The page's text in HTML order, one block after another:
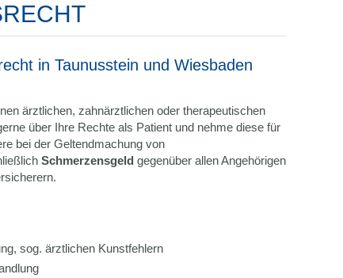
in Taunusstein und Wiesbaden
ärztlichen, zahnärztlichen oder therapeutischen
über Ihre Rechte als Patient und nehme diese für
bei der Geltendmachung von
Schmerzensgeld gegenüber allen Angehörigen
sog. ärztlichen Kunstfehlern